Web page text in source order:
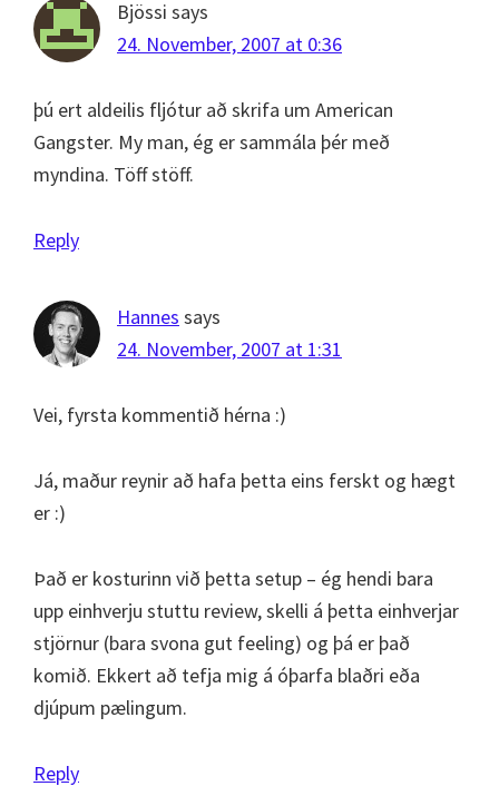
Bjössi says
24. November, 2007 at 0:36
þú ert aldeilis fljótur að skrifa um American
Gangster. My man, ég er sammála þér með
myndina. Töff stöff.
Reply
Hannes says
24. November, 2007 at 1:31
Vei, fyrsta kommentið hérna :)
Já, maður reynir að hafa þetta eins ferskt og hægt
er :)
Það er kosturinn við þetta setup – ég hendi bara
upp einhverju stuttu review, skelli á þetta einhverjar
stjörnur (bara svona gut feeling) og þá er það
komið. Ekkert að tefja mig á óþarfa blaðri eða
djúpum pælingum.
Reply